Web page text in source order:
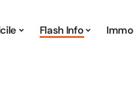
Flash Info Immo